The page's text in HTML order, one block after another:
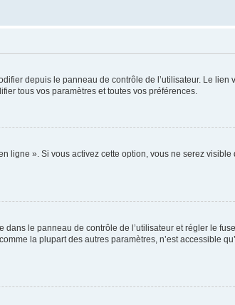
depuis le panneau de contrôle de l’utilisateur. Le lien
tous vos paramètres et toutes vos préférences.
ligne ». Si vous activez cette option, vous ne serez visible
le panneau de contrôle de l’utilisateur et régler le
la plupart des autres paramètres, n’est accessible